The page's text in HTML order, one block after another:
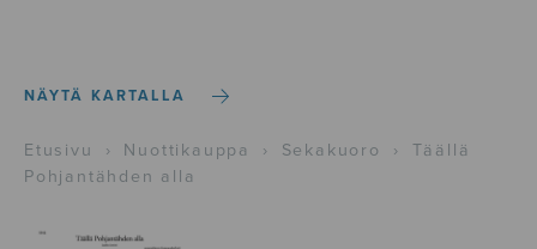
NÄYTÄ KARTALLA
Etusivu › Nuottikauppa › Sekakuoro ›
Täällä
Pohjantähden alla